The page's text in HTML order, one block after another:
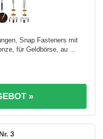
Snap Fasteners mit
für Geldbörse, au ...
»
3